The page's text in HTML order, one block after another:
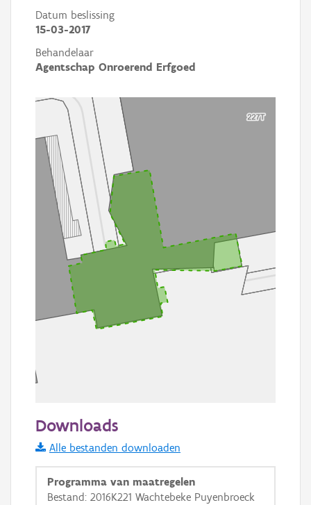
Datum beslissing
15-03-2017
Behandelaar
Agentschap Onroerend Erfgoed
Informatie Vlaanderen
i
Downloads
Alle bestanden downloaden
Programma van maatregelen
Bestand: 2016K221 Wachtebeke Puyenbroeck